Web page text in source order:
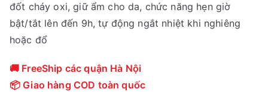
đốt cháy oxi, giữ ẩm cho da, chức năng hẹn giờ
bật/tắt lên đến 9h, tự động ngắt nhiệt khi nghiêng
hoặc đổ
🚚 FreeShip các quận Hà Nội
📦 Giao hàng COD toàn quốc